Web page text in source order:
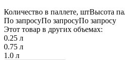
Количество в паллете, штВысота
По запросуПо запросуПо запросу
Этот товар в других объемах:
0.25 л
0.75 л
1.0 л